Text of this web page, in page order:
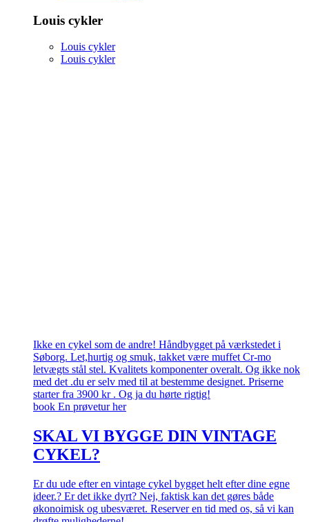
Louis cykler
Louis cykler
Louis cykler
Ikke en cykel som de andre! Håndbygget på værkstedet i
Søborg. Let,hurtig og smuk, takket være muffet Cr-mo
letvægts stål stel. Kvalitets komponenter overalt. Og ikke nok
med det .du er selv med til at bestemme designet. Priserne
starter fra 3900 kr . Og ja du hørte rigtig!
book En prøvetur her
SKAL VI BYGGE DIN VINTAGE
CYKEL?
Er du ude efter en vintage cykel bygget helt efter dine egne
ideer.? Er det ikke dyrt? Nej, faktisk kan det gøres både
økonoimisk og ubesværet. Reserver en tid med os, så vi kan